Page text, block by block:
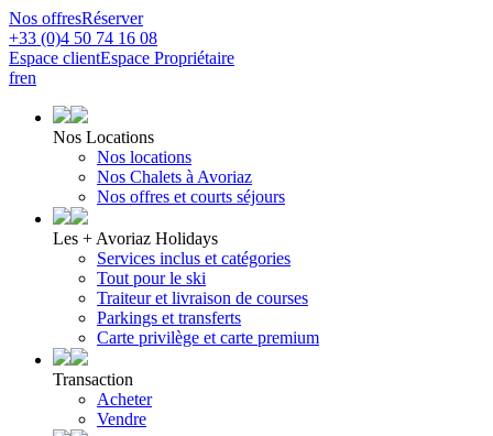
Nos offresRéserver
+33 (0)4 50 74 16 08
Espace clientEspace Propriétaire
fren
Nos Locations
Nos locations
Nos Chalets à Avoriaz
Nos offres et courts séjours
Les + Avoriaz Holidays
Services inclus et catégories
Tout pour le ski
Traiteur et livraison de courses
Parkings et transferts
Carte privilège et carte premium
Transaction
Acheter
Vendre